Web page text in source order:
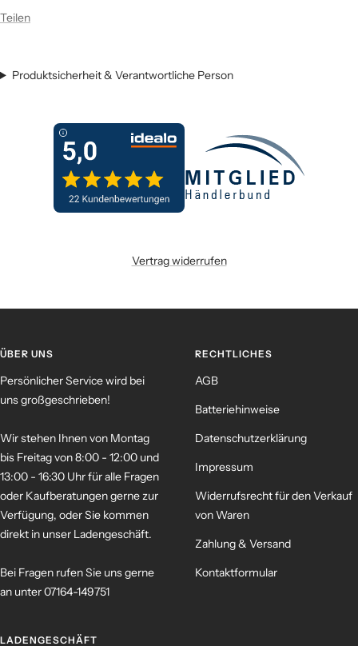
Teilen
Produktsicherheit & Verantwortliche Person
Vertrag widerrufen
ÜBER UNS
Persönlicher Service wird bei
uns großgeschrieben!
Wir stehen Ihnen von Montag
bis Freitag von 8:00 - 12:00 und
13:00 - 16:30 Uhr für alle Fragen
oder Kaufberatungen gerne zur
Verfügung, oder Sie kommen
direkt in unser Ladengeschäft.
Bei Fragen rufen Sie uns gerne
an unter 07164-149751
RECHTLICHES
AGB
Batteriehinweise
Datenschutzerklärung
Impressum
Widerrufsrecht für den Verkauf
von Waren
Zahlung & Versand
Kontaktformular
LADENGESCHÄFT